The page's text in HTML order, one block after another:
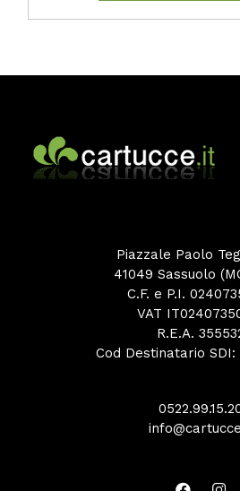
Piazzale Paolo
41049 Sassuolo
C.F. e P.I.
VAT
R.E.A.
Cod Destinatario SDI: